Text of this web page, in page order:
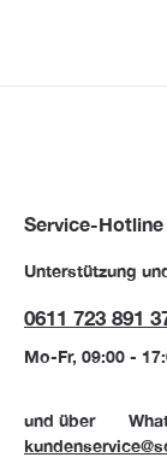
Service-Hotline
Unterstützung
0611 723 891
Mo-Fr, 09:00 -
und über